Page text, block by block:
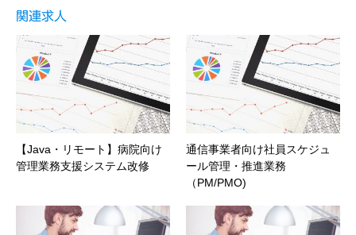
関連求人
【Java・リモート】病院向け
管理業務支援システム改修
通信事業者向け社員スケジュ
ール管理・推進業務
（PM/PMO)